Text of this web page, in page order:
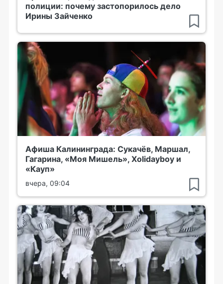
полиции: почему застопорилось дело
Ирины Зайченко
Афиша Калининграда: Сукачёв, Маршал,
Гагарина, «Моя Мишель», Xolidayboy и
«Кауп»
вчера, 09:04